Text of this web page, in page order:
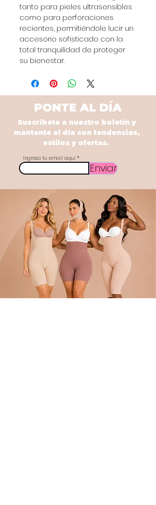
tanto para pieles ultrasensibles
como para perforaciones
recientes, permitiéndole lucir un
accesorio sofisticado con la
total tranquilidad de proteger
su bienestar.
PONTE AL DÍA
Suscríbete a nuestro boletín y
mantente al día con tendencias,
estilos y ofertas.
Ingresa tu email aquí
Enviar